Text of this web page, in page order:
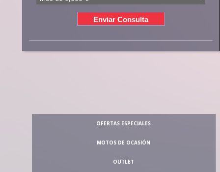
OFERTAS ESPECIALES
MOTOS DE OCASIÓN
OUTLET